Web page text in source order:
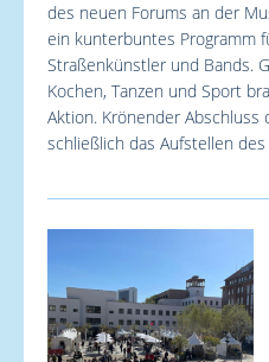
des neuen Forums an der
ein kunterbuntes Programm
Straßenkünstler und Bands.
Kochen, Tanzen und Sport
Aktion. Krönender Abschluss
schließlich das Aufstellen